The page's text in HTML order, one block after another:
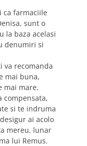
ca farmaciile
sunt o
la baza acelasi
denumiri si
va recomanda
mai buna,
mai mare.
compensata,
si te indruma
ai acolo
mereu, lunar
lui Remus.